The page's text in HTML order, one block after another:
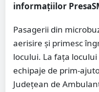
informațiilor
Pasagerii din
aerisire și primesc
locului. La fața
echipaje de prim-
Județean de